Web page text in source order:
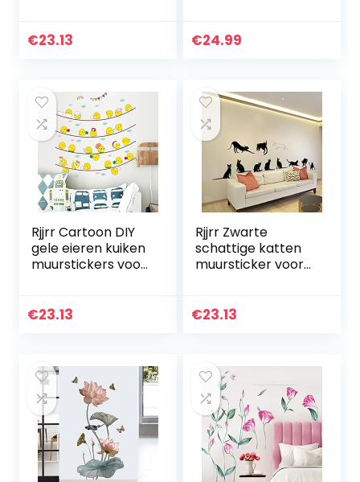
woondecoratie
€23.13
eenvoudig
€24.99
Rjjrr Cartoon DIY
gele eieren kuiken
muurstickers voor
meubelsticker
€23.13
Rjjrr Zwarte
schattige katten
muursticker voor
slaapkamer
€23.13